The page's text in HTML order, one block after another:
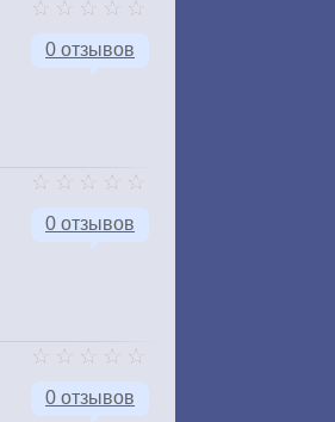
0 отзывов
0 отзывов
0 отзывов